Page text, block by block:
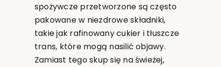
spożywcze przetworzone są często
pakowane w niezdrowe składniki,
takie jak rafinowany cukier i tłuszcze
trans, które mogą nasilić objawy.
Zamiast tego skup się na świeżej,